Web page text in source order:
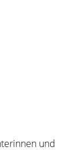
und